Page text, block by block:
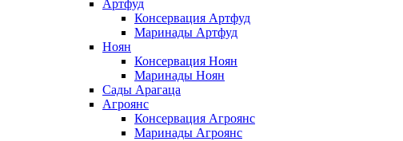
Артфуд
Консервация Артфуд
Маринады Артфуд
Ноян
Консервация Ноян
Маринады Ноян
Сады Арагаца
Агроянс
Консервация Агроянс
Маринады Агроянс